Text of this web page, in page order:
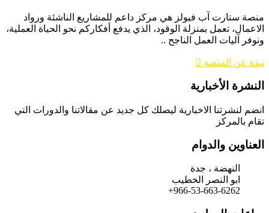
منصة ستارت آب فيولز هي مركز داعم للمشاريع الناشئة ورواد
الاعمال، تعمل بمنزلة الوقود، الذي يدفع أفكاركم نحو الحياة العملية،
ونوفر آليات العمل الناجح ..
نبذة عن المنصة
النشرة الأخبارية
انضم لنشرتنا الاخبارية ليصلك كل جديد عن مقالاتنا والدورات التي
تقام بالمركز
العناوين والدوام
النهضة ، جدة
ابو النصر الخطيب
966-53-663-6262+